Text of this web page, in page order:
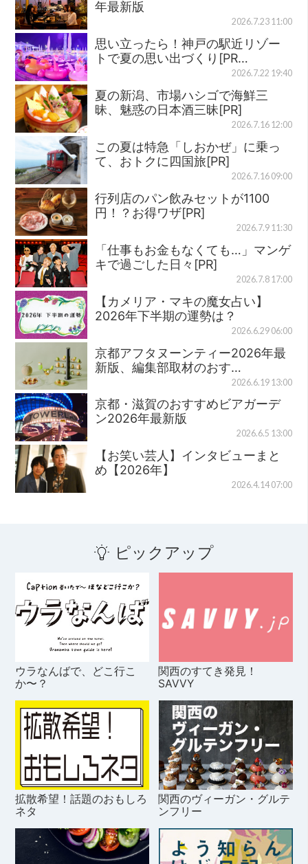
年最新版
2026.7.23 11:00
思い立ったら！神戸の駅近リゾー
トで夏の思い出づくり[PR…
2026.7.22 19:40
夏の新潟、市場ハシゴで海鮮三
昧、魅惑の日本酒三昧[PR]
2026.7.16 12:00
この夏は特急「しおかぜ」に乗っ
て、おトクに四国旅[PR]
2026.7.16 09:00
行列店のパン飲みセットが1100
円！？お得ワザ[PR]
2026.7.9 11:30
「仕事もお金もなくても…」マンゲ
キで過ごした日々[PR]
2026.7.8 17:00
【カメリア・マキの魔女占い】
2026年下半期の運勢は？
2026.6.29 06:00
京都アフタヌーンティー2026年最
新版、編集部取材のおす…
2026.6.19 13:00
京都・滋賀のおすすめビアガーデ
ン2026年最新版
2026.6.5 13:00
【お笑い芸人】インタビューまと
め【2026年】
2026.4.14 07:00
ピックアップ
ウラなんばで、どこ行こ
か〜？
関西のすてき発見！
SAVVY
拡散希望！話題のおもしろ
ネタ
関西のヴィーガン・グルテ
ンフリー